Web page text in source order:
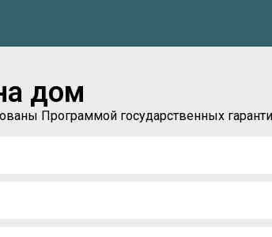
дом
Программой государственных